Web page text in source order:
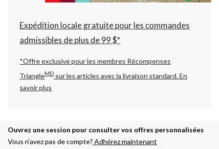
Expédition locale gratuite pour les commandes
admissibles de plus de 99 $*
*Offre exclusive pour les membres Récompenses
TriangleMD sur les articles avec la livraison standard.En
savoir plus
Ouvrez une session pour consulter vos offres personnalisées
Vous n’avez pas de compte? Adhérez maintenant